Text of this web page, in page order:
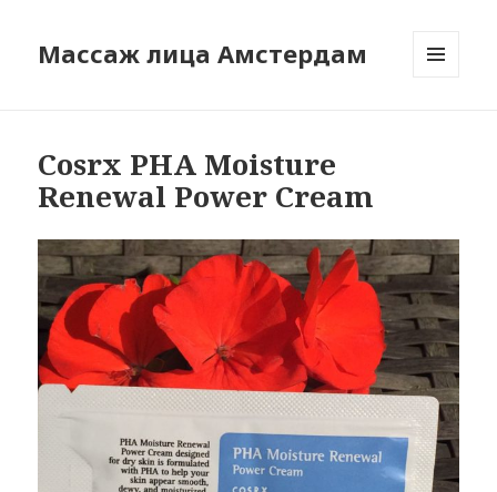
Массаж лица Амстердам
Cosrx PHA Moisture
Renewal Power Cream